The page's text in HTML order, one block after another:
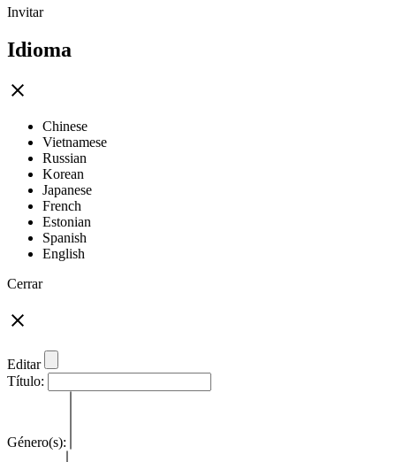
Invitar
Idioma
Chinese
Vietnamese
Russian
Korean
Japanese
French
Estonian
Spanish
English
Cerrar
Editar
Título:
Género(s):